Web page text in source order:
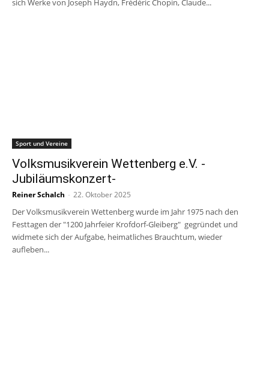
Sport und Vereine
Volksmusikverein Wettenberg e.V. -
Jubiläumskonzert-
Reiner Schalch - 22. Oktober 2025
Der Volksmusikverein Wettenberg wurde im Jahr 1975 nach den
Festtagen der "1200 Jahrfeier Krofdorf-Gleiberg" gegründet und
widmete sich der Aufgabe, heimatliches Brauchtum, wieder
aufleben...